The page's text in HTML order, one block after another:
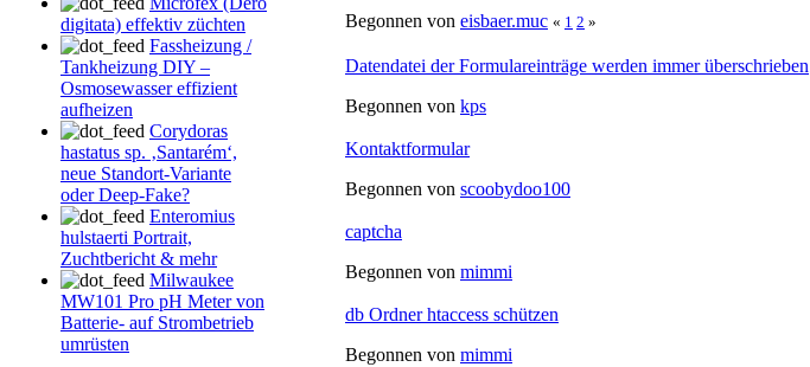
digitata) effektiv züchten
Fassheizung /
Tankheizung DIY –
Osmosewasser effizient
aufheizen
Corydoras
hastatus sp. ‚Santarém‘,
neue Standort-Variante
oder Deep-Fake?
Enteromius
hulstaerti Portrait,
Zuchtbericht & mehr
Milwaukee
MW101 Pro pH Meter von
Batterie- auf Strombetrieb
umrüsten
Begonnen von eisbaer.muc « 1 2 »
Datendatei der Formulareinträge werden immer überschrieben
Begonnen von kps
Kontaktformular
Begonnen von scoobydoo100
captcha
Begonnen von mimmi
db Ordner htaccess schützen
Begonnen von mimmi